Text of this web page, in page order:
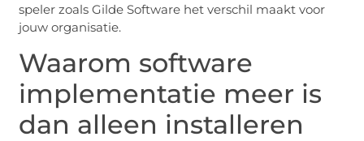
speler zoals Gilde Software het verschil maakt voor
jouw organisatie.
Waarom software
implementatie meer is
dan alleen installeren